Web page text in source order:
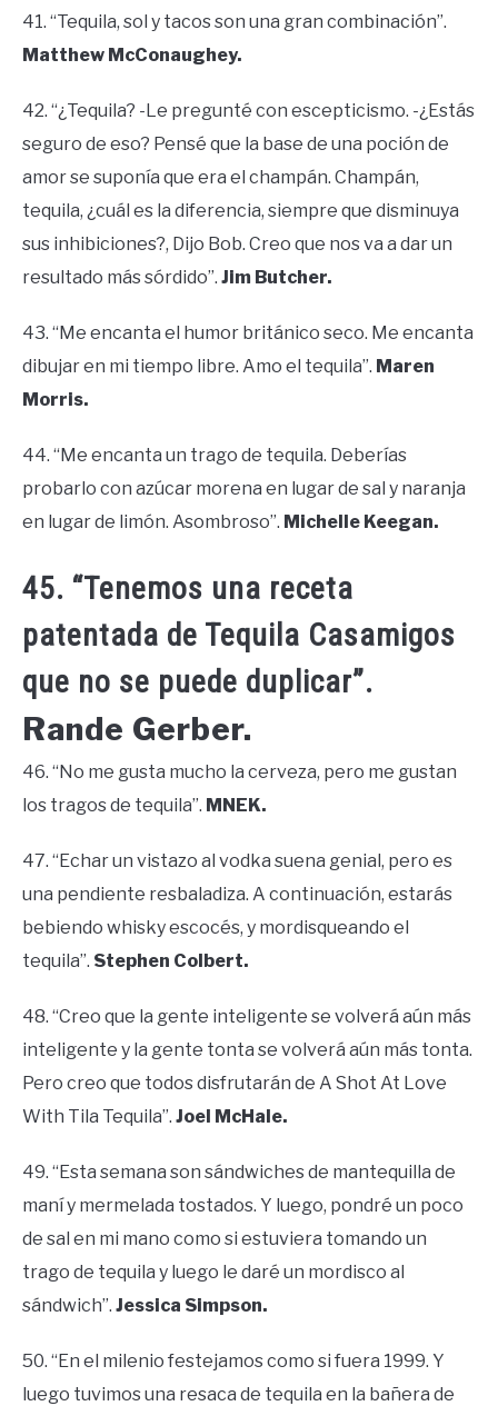
41. “Tequila, sol y tacos son una gran combinación”.
Matthew McConaughey.
42. “¿Tequila? -Le pregunté con escepticismo. -¿Estás
seguro de eso? Pensé que la base de una poción de
amor se suponía que era el champán. Champán,
tequila, ¿cuál es la diferencia, siempre que disminuya
sus inhibiciones?, Dijo Bob. Creo que nos va a dar un
resultado más sórdido”. Jim Butcher.
43. “Me encanta el humor británico seco. Me encanta
dibujar en mi tiempo libre. Amo el tequila”. Maren
Morris.
44. “Me encanta un trago de tequila. Deberías
probarlo con azúcar morena en lugar de sal y naranja
en lugar de limón. Asombroso”. Michelle Keegan.
45. “Tenemos una receta
patentada de Tequila Casamigos
que no se puede duplicar”.
Rande Gerber.
46. “No me gusta mucho la cerveza, pero me gustan
los tragos de tequila”. MNEK.
47. “Echar un vistazo al vodka suena genial, pero es
una pendiente resbaladiza. A continuación, estarás
bebiendo whisky escocés, y mordisqueando el
tequila”. Stephen Colbert.
48. “Creo que la gente inteligente se volverá aún más
inteligente y la gente tonta se volverá aún más tonta.
Pero creo que todos disfrutarán de A Shot At Love
With Tila Tequila”. Joel McHale.
49. “Esta semana son sándwiches de mantequilla de
maní y mermelada tostados. Y luego, pondré un poco
de sal en mi mano como si estuviera tomando un
trago de tequila y luego le daré un mordisco al
sándwich”. Jessica Simpson.
50. “En el milenio festejamos como si fuera 1999. Y
luego tuvimos una resaca de tequila en la bañera de